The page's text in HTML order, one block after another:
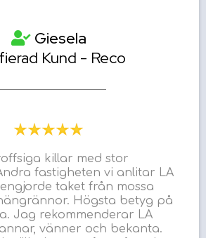
Giesela
Kund - Reco
killar med stor
fastigheten vi anlitar LA
taket från mossa
Högsta betyg på
Jag rekommenderar LA
vänner och bekanta.